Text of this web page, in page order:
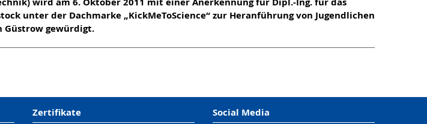
unter der Dachmarke „KickMeToScience“ zur Heranführung von Jugendlichen
Güstrow gewürdigt.
Zertifikate Social Media